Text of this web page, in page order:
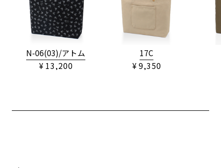
N-06(03)/アトム
¥ 13,200
17C
¥ 9,350